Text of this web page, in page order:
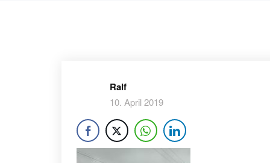
Ralf
10. April 2019